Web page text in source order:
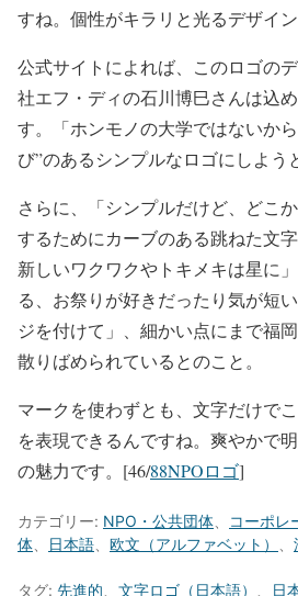
すね。個性がキラリと光るデザイ
公式サイトによれば、このロゴの
社エフ・ディの石川博巳さんは込
す。「ホンモノの大学ではないか
び”のあるシンプルなロゴにしよう
さらに、「シンプルだけど、どこ
するためにカーブのある跳ねた文
新しいワクワクやトキメキは星に
る、お祭りが好きだったり気が短
ジを付けて」、細かい点にまで福
散りばめられているとのこと。
マークを使わずとも、文字だけで
を表現できるんですね。爽やかで
の魅力です。[46/88NPOロゴ]
カテゴリー: NPO・公共団体 コーポレ
体
日本語 欧文（アルファベット）
タグ: 先進的 文字ロゴ（日本語） 日